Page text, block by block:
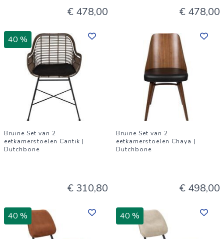
€ 478,00 € 478,00
40 %
Bruine Set van 2
eetkamerstoelen Cantik |
Dutchbone
€ 310,80
Bruine Set van 2
eetkamerstoelen Chaya |
Dutchbone
€ 498,00
40 % 40 %